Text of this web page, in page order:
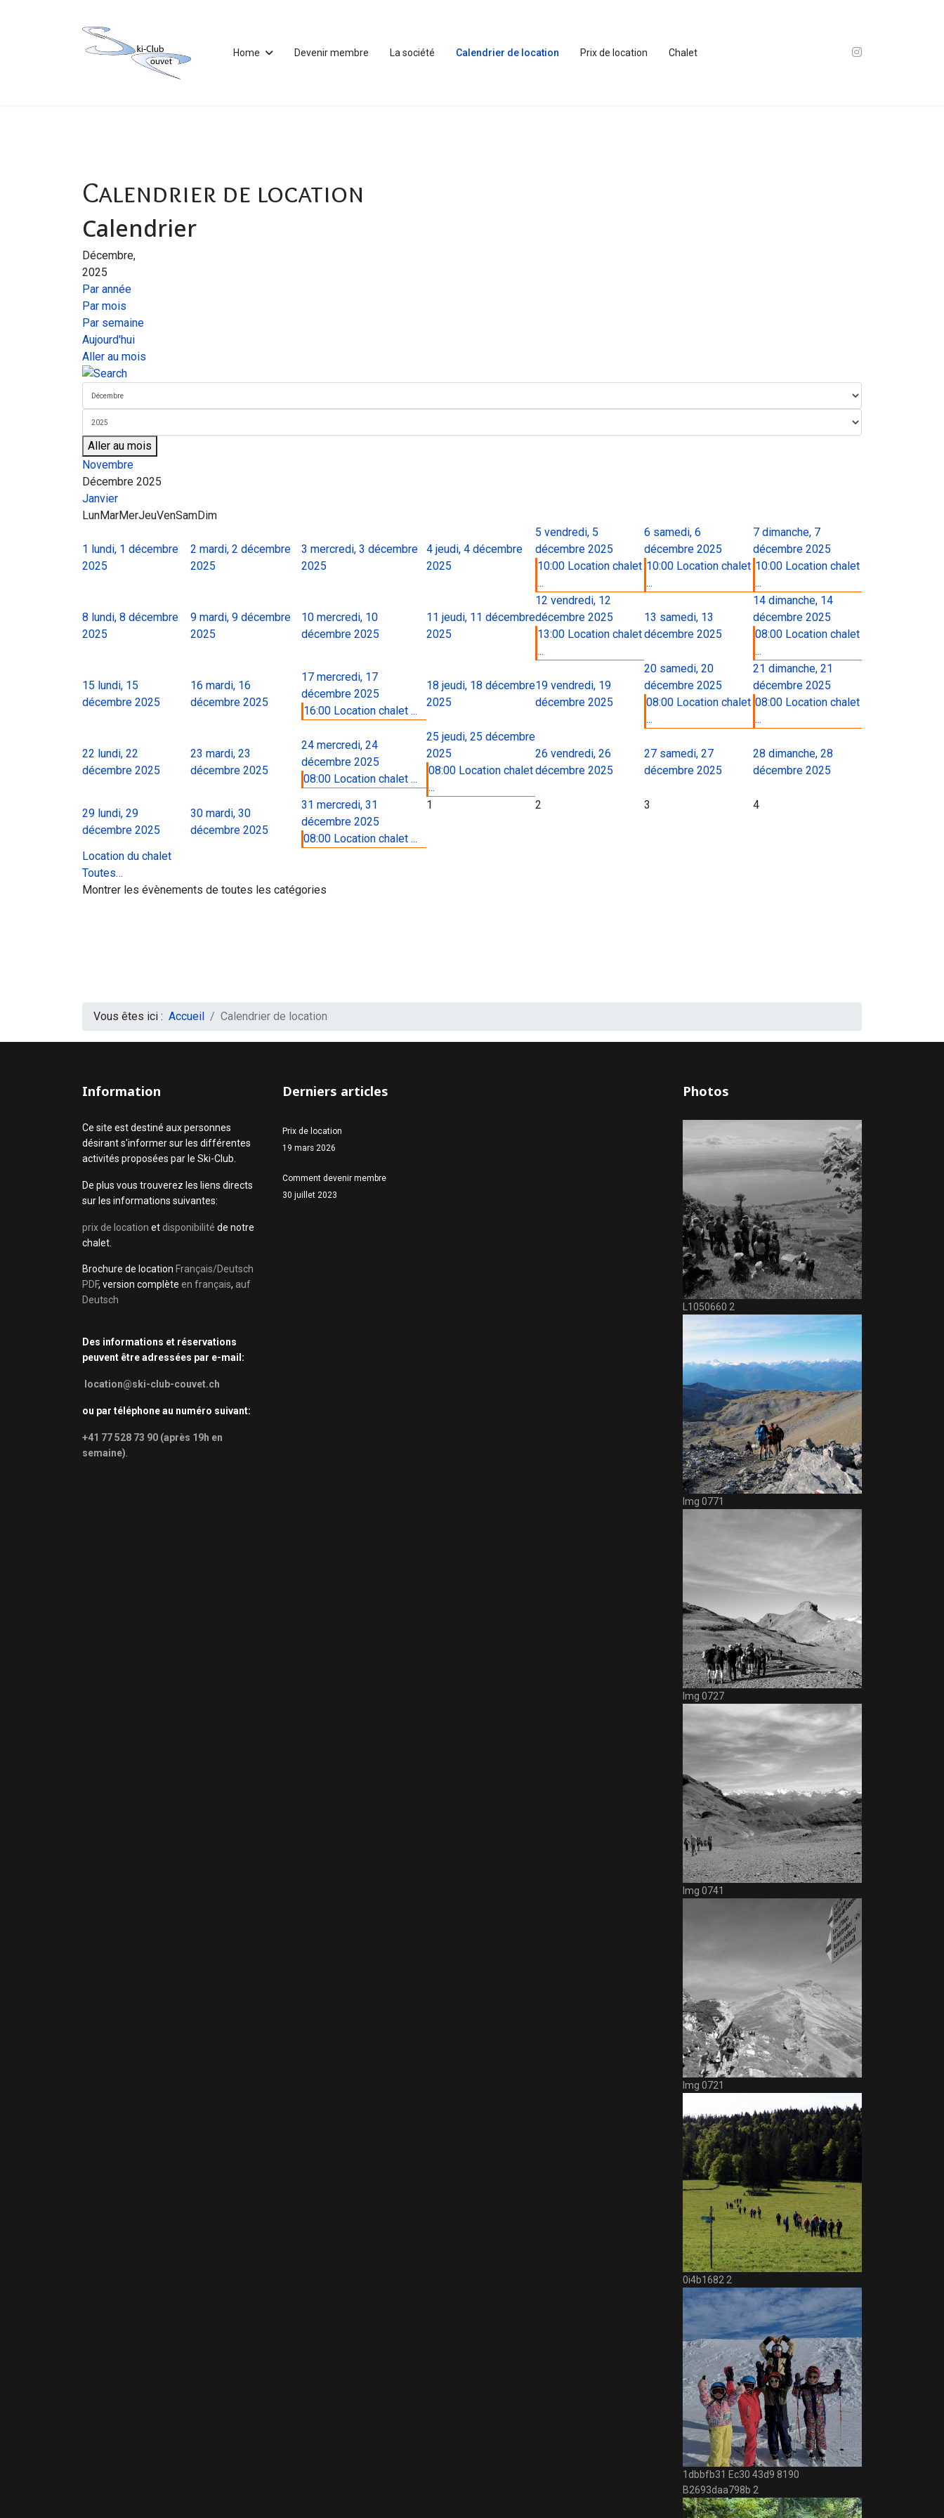
Home Devenir membre La société Calendrier de location Prix de location Chalet
Calendrier de location
Calendrier
Décembre,
2025
Par année
Par mois
Par semaine
Aujourd'hui
Aller au mois
Aller au mois
Novembre
Décembre 2025
Janvier
LunMarMerJeuVenSamDim
1 lundi, 1 décembre
2025
2 mardi, 2 décembre
2025
3 mercredi, 3 décembre
2025
4 jeudi, 4 décembre
2025
5 vendredi, 5
décembre 2025
10:00 Location chalet
...
6 samedi, 6
décembre 2025
10:00 Location chalet
...
7 dimanche, 7
décembre 2025
10:00 Location chalet
...
8 lundi, 8 décembre
2025
9 mardi, 9 décembre
2025
10 mercredi, 10
décembre 2025
11 jeudi, 11 décembre
2025
12 vendredi, 12
décembre 2025
13:00 Location chalet
...
13 samedi, 13
décembre 2025
14 dimanche, 14
décembre 2025
08:00 Location chalet
...
15 lundi, 15
décembre 2025
16 mardi, 16
décembre 2025
17 mercredi, 17
décembre 2025
16:00 Location chalet ...
18 jeudi, 18 décembre
2025
19 vendredi, 19
décembre 2025
20 samedi, 20
décembre 2025
08:00 Location chalet
...
21 dimanche, 21
décembre 2025
08:00 Location chalet
...
22 lundi, 22
décembre 2025
23 mardi, 23
décembre 2025
24 mercredi, 24
décembre 2025
08:00 Location chalet ...
25 jeudi, 25 décembre
2025
08:00 Location chalet
...
26 vendredi, 26
décembre 2025
27 samedi, 27
décembre 2025
28 dimanche, 28
décembre 2025
29 lundi, 29
décembre 2025
30 mardi, 30
décembre 2025
31 mercredi, 31
décembre 2025
08:00 Location chalet ...
1 2 3 4
Location du chalet
Toutes…
Montrer les évènements de toutes les catégories
Vous êtes ici : Accueil Calendrier de location
Information
Ce site est destiné aux personnes
désirant s'informer sur les différentes
activités proposées par le Ski-Club.
De plus vous trouverez les liens directs
sur les informations suivantes:
prix de location et disponibilité de notre
chalet.
Brochure de location Français/Deutsch
PDF, version complète en français, auf
Deutsch
Des informations et réservations
peuvent être adressées par e-mail:
location@ski-club-couvet.ch
ou par téléphone au numéro suivant:
+41 77 528 73 90 (après 19h en
semaine)
Derniers articles
Prix de location
19 mars 2026
Comment devenir membre
30 juillet 2023
Photos
L1050660 2
Img 0771
Img 0727
Img 0741
Img 0721
0i4b1682 2
1dbbfb31 Ec30 43d9 8190
B2693daa798b 2